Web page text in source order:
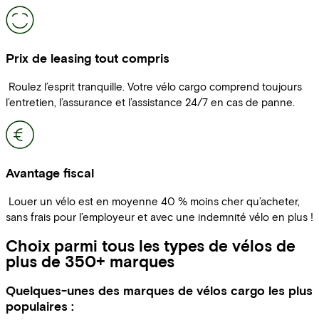
Prix de leasing tout compris
Roulez l’esprit tranquille. Votre vélo cargo comprend toujours
l’entretien, l’assurance et l’assistance 24/7 en cas de panne.
Avantage fiscal
Louer un vélo est en moyenne 40 % moins cher qu’acheter,
sans frais pour l’employeur et avec une indemnité vélo en plus !
Choix parmi tous les types de vélos de
plus de 350+ marques
Quelques-unes des marques de vélos cargo les plus
populaires :